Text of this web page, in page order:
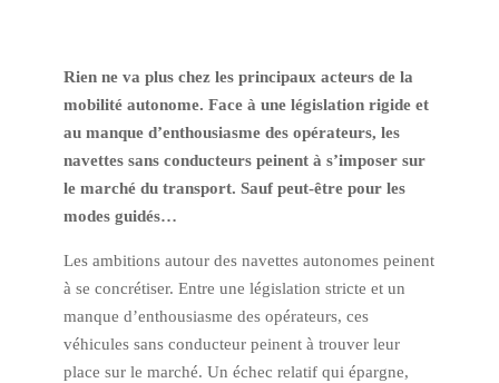
Rien ne va plus chez les principaux acteurs de la
mobilité autonome. Face à une législation rigide et
au manque d’enthousiasme des opérateurs, les
navettes sans conducteurs peinent à s’imposer sur
le marché du transport. Sauf peut-être pour les
modes guidés…
Les ambitions autour des navettes autonomes peinent
à se concrétiser. Entre une législation stricte et un
manque d’enthousiasme des opérateurs, ces
véhicules sans conducteur peinent à trouver leur
place sur le marché. Un échec relatif qui épargne,